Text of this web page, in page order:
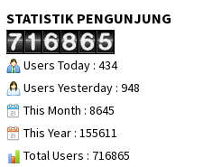
STATISTIK PENGUNJUNG
Users Today : 434
Users Yesterday : 948
This Month : 8645
This Year : 155611
Total Users : 716865